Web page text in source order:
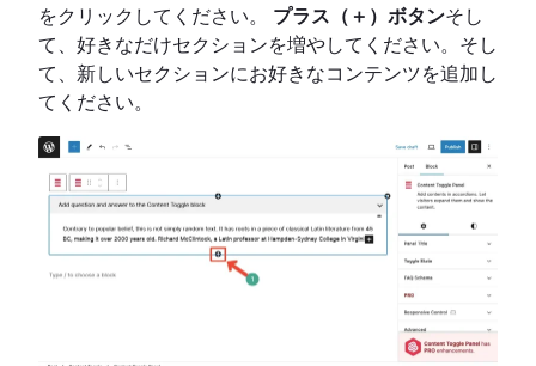
をクリックしてください。 プラス（＋）ボタンそし
て、好きなだけセクションを増やしてください。そし
て、新しいセクションにお好きなコンテンツを追加し
てください。